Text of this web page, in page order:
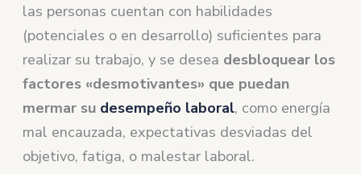
las personas cuentan con habilidades
(potenciales o en desarrollo) suficientes para
realizar su trabajo, y se desea desbloquear los
factores «desmotivantes» que puedan
mermar su desempeño laboral, como energía
mal encauzada, expectativas desviadas del
objetivo, fatiga, o malestar laboral.